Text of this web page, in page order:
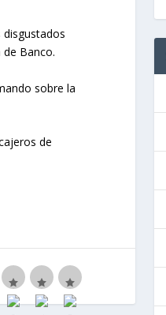
Banco.
sobre la
de